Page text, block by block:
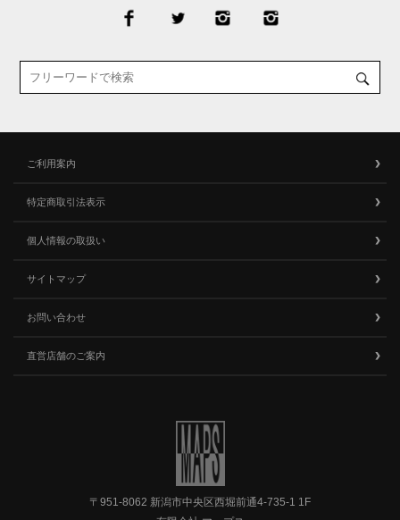
ご利用案内
特定商取引法表示
個人情報の取扱い
サイトマップ
お問い合わせ
直営店舗のご案内
〒951-8062 新潟市中央区西堀前通4-735-1 1F